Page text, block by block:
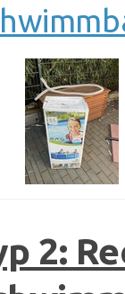
2: